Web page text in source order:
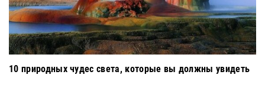
10 природных чудес света, которые вы должны увидеть